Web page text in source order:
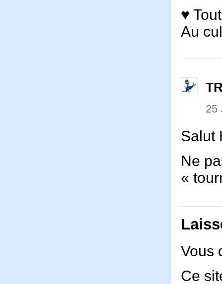
♥
Au
25
Salut
Ne
«
Vous
Ce